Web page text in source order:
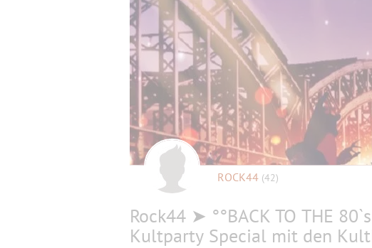
ROCK44 (42)
Rock44 ➤ °°BACK TO THE
Kultparty Special mit den